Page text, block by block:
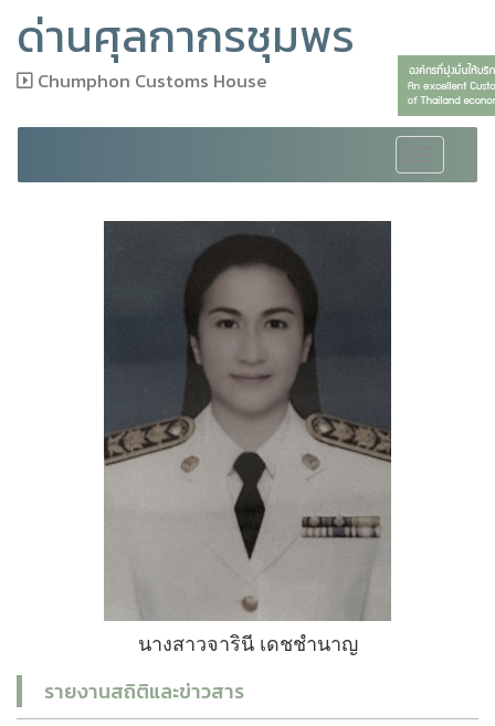
ด่านศุลกากรชุมพร
Chumphon Customs House
navigation
นางสาวจารินี เดชชำนาญ
รายงานสถิติและข่าวสาร